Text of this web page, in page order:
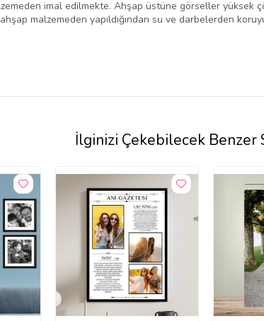
imal edilmekte. Ahşap üstüne görseller yüksek
malzemeden yapıldığından su ve darbelerden
İlginizi Çekebilecek Benzer